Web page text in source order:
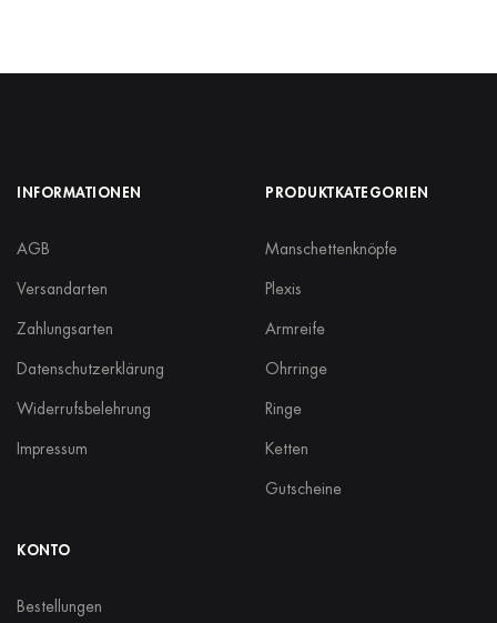
INFORMATIONEN
AGB
Versandarten
Zahlungsarten
Datenschutzerklärung
Widerrufsbelehrung
Impressum
PRODUKTKATEGORIEN
Manschettenknöpfe
Plexis
Armreife
Ohrringe
Ringe
Ketten
Gutscheine
KONTO
Bestellungen